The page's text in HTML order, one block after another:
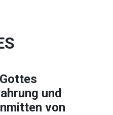
Gottes
und
von